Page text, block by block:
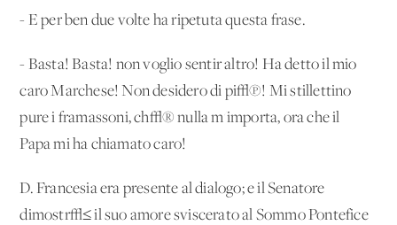
- E per ben due volte ha ripetuta questa frase.
- Basta! Basta! non voglio sentir altro! Ha detto il mio
caro Marchese! Non desidero di pi√π! Mi stillettino
pure i framassoni, ch√® nulla m'importa, ora che il
Papa mi ha chiamato caro!
D. Francesia era presente al dialogo; e il Senatore
dimostr√≤ il suo amore sviscerato al Sommo Pontefice